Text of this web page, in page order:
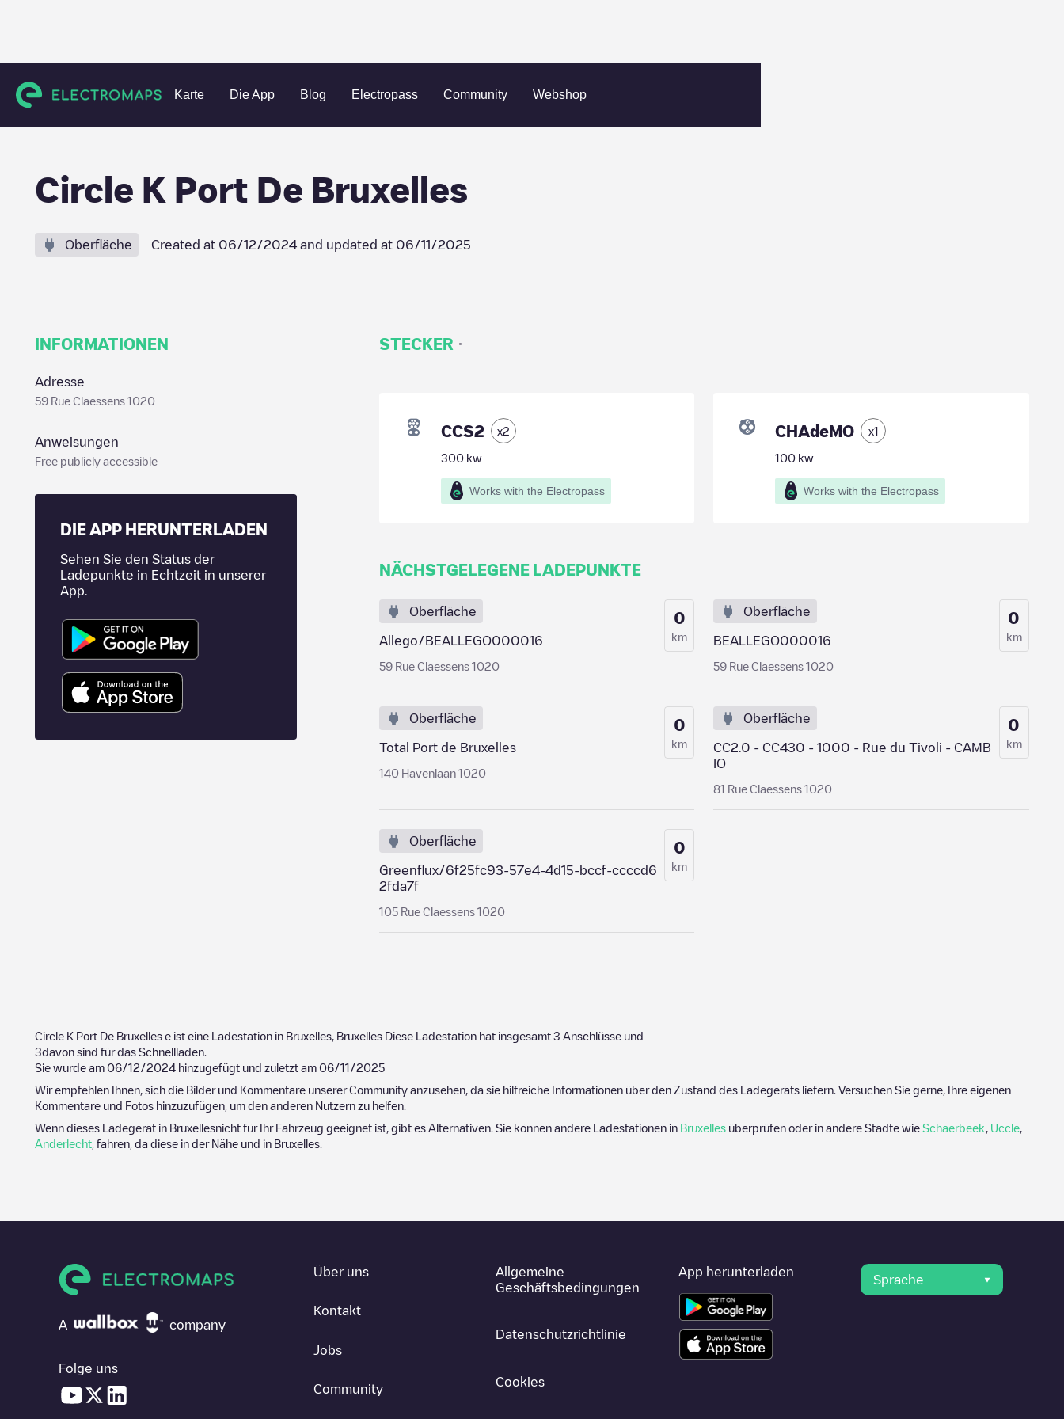
Karte Die App Blog Electropass Community Webshop
Charging stations Belgien Bruxelles Bruxelles Circle K Port De Bruxelles
Circle K Port De Bruxelles
Oberfläche Created at 06/12/2024 and updated at 06/11/2025
INFORMATIONEN
Adresse
59 Rue Claessens 1020
Anweisungen
Free publicly accessible
DIE APP HERUNTERLADEN
Sehen Sie den Status der
Ladepunkte in Echtzeit in unserer
App.
STECKER ·
CCS2 x2
300kw
Works with the Electropass
CHAdeMO x1
100 kw
Works with the Electropass
NÄCHSTGELEGENE LADEPUNKTE
Oberfläche
Allego/BEALLEGO000016
59 Rue Claessens 1020
0
km
Oberfläche
BEALLEGO000016
59 Rue Claessens 1020
0
km
Oberfläche
Total Port de Bruxelles
140 Havenlaan 1020
0
km
Oberfläche
CC2.0 - CC430 - 1000 - Rue du Tivoli - CAMB
IO
81 Rue Claessens 1020
0
km
Oberfläche
Greenflux/6f25fc93-57e4-4d15-bccf-ccccd6
2fda7f
105 Rue Claessens 1020
0
km
Circle K Port De Bruxelles e ist eine Ladestation in Bruxelles Bruxelles Diese Ladestation hat insgesamt 3 Anschlüsse und
3davon sind für das Schnellladen.
Sie wurde am 06/12/2024 hinzugefügt und zuletzt am 06/11/2025
Wir empfehlen Ihnen, sich die Bilder und Kommentare unserer Community anzusehen, da sie hilfreiche Informationen über den Zustand des Ladegeräts liefern. Versuchen Sie gerne, Ihre eigenen
Kommentare und Fotos hinzuzufügen, um den anderen Nutzern zu helfen.
Wenn dieses Ladegerät in Bruxellesnicht für Ihr Fahrzeug geeignet ist, gibt es Alternativen. Sie können andere Ladestationen in Bruxelles überprüfen oder in andere Städte wie Schaerbeek Uccle
Anderlecht , fahren, da diese in der Nähe und in Bruxelles
A company
Folge uns
Über uns
Kontakt
Jobs
Community
Allgemeine
Geschäftsbedingungen
Datenschutzrichtlinie
Cookies
App herunterladen
Sprache